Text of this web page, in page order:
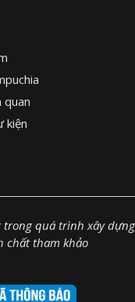
quan
kiện
trong quá trình xây
chất tham khảo